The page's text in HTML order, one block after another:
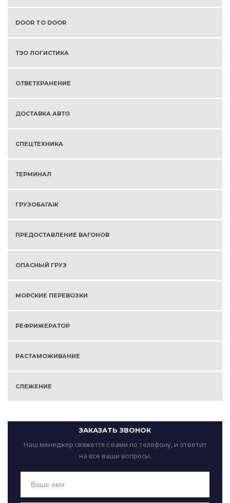
DOOR TO DOOR
ТЭО ЛОГИСТИКА
ОТВЕТХРАНЕНИЕ
ДОСТАВКА АВТО
СПЕЦТЕХНИКА
ТЕРМИНАЛ
ГРУЗОБАГАЖ
ПРЕДОСТАВЛЕНИЕ ВАГОНОВ
ОПАСНЫЙ ГРУЗ
МОРСКИЕ ПЕРЕВОЗКИ
РЕФРИЖЕРАТОР
РАСТАМОЖИВАНИЕ
СЛЕЖЕНИЕ
ЗАКАЗАТЬ ЗВОНОК
Наш менеджер свяжется с вами по телефону, и ответит
на все ваши вопросы.